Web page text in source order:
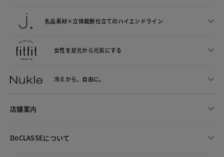
名品素材×立体裁断仕立てのハイエンドライン
女性を足元から元気にする
冷えから、 自由に。
店舗案内
DoCLASSEについて